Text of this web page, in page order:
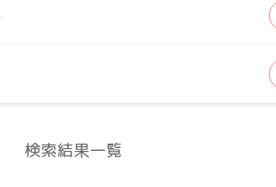
検索結果一覧